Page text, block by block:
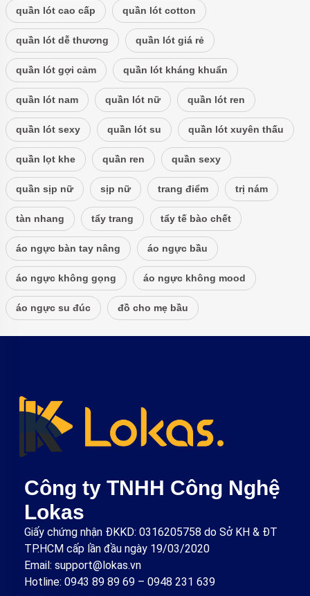
quần lót cao cấp quần lót cotton
quần lót dễ thương quần lót giá rẻ
quần lót gợi cảm quần lót kháng khuẩn
quần lót nam quần lót nữ quần lót ren
quần lót sexy quần lót su quần lót xuyên thấu
quần lọt khe quần ren quần sexy
quần sịp nữ sịp nữ trang điểm trị nám
tàn nhang tẩy trang tẩy tế bào chết
áo ngực bàn tay nâng áo ngực bầu
áo ngực không gọng áo ngực không mood
áo ngực su đúc đồ cho mẹ bầu
Công ty TNHH Công Nghệ
Lokas
Giấy chứng nhận ĐKKD: 0316205758 do Sở KH & ĐT
TP.HCM cấp lần đầu ngày 19/03/2020
Email: support@lokas.vn
Hotline: 0943 89 89 69 – 0948 231 639